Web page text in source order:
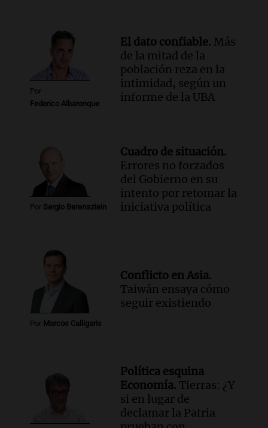
Panorama Federal
Episodios
Por
Federico Albarenque
El dato confiable. Más
de la mitad de la
población reza en la
intimidad, según un
informe de la UBA
Por Sergio Berensztein
Cuadro de situación.
Errores no forzados
del Gobierno en su
intento por retomar la
iniciativa política
Por Marcos Calligaris
Conflicto en Asia.
Taiwán ensaya cómo
seguir existiendo
Política esquina
Economía. Tierras: ¿Y
si en lugar de
declamar la Patria